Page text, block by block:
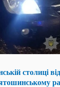
столиці